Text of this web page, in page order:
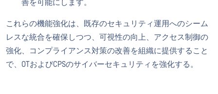
善を可能にします。
これらの機能強化は、既存のセキュリティ運用へのシーム
レスな統合を確保しつつ、可視性の向上、アクセス制御の
強化、コンプライアンス対策の改善を組織に提供すること
で、OTおよびCPSのサイバーセキュリティを強化する。